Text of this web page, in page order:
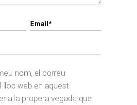
nom, el correu
lloc web en aquest
a la propera vegada que